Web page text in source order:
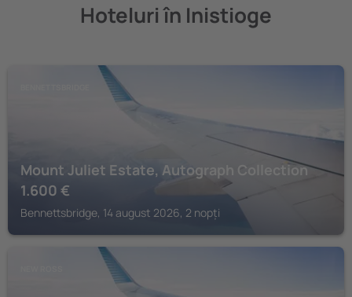
Hoteluri în Inistioge
Mount Juliet Estate, Autograph Collection
1.600 €
Bennettsbridge, 14 august 2026, 2 nopți